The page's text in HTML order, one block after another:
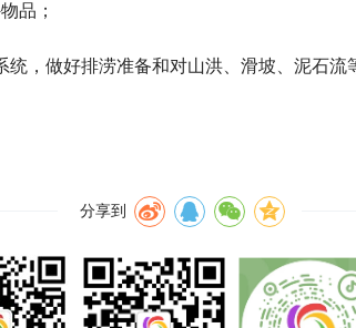
品；
，做好排涝准备和对山洪、滑坡、泥石流
分享到